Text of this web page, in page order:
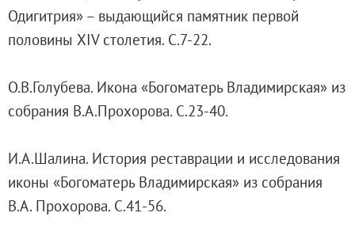
Правила покупки и возврата билетов
Правила посещения музея
Экскурсии
Лекции и абонементы
Лекции
Абонементы
Доступный музей
Одигитрия» – выдающийся памятник первой
половины XIV столетия. С.7-22.
О.В.Голубева. Икона «Богоматерь Владимирская» из
собрания В.А.Прохорова. С.23-40.
И.А.Шалина. История реставрации и исследования
иконы «Богоматерь Владимирская» из собрания
В.А. Прохорова. С.41-56.